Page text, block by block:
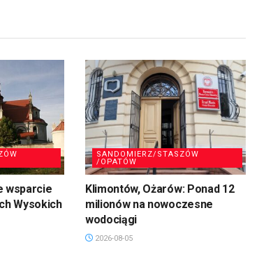
wsparcie
Wysokich
SANDOMIERZ/STASZÓW
/OPATÓW
Klimontów, Ożarów: Ponad 12
milionów na nowoczesne
wodociągi
2026-08-05